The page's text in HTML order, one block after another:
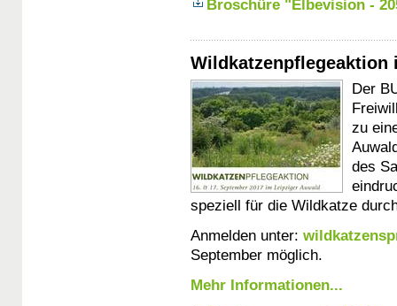
Broschüre "Elbevision -
Wildkatzenpflegeaktion
Der
zu
des
speziell für die Wildkatze
Anmelden unter:
September möglich.
Mehr Informationen...